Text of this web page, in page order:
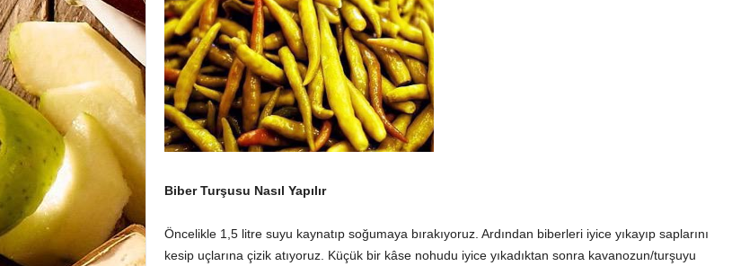
Biber Turşusu Nasıl Yapılır
Öncelikle 1,5 litre suyu kaynatıp soğumaya bırakıyoruz. Ardından biberleri iyice yıkayıp saplarını
kesip uçlarına çizik atıyoruz. Küçük bir kâse nohudu iyice yıkadıktan sonra kavanozun/turşuyu